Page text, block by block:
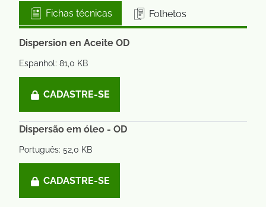
Fichas técnicas Folhetos
Dispersion en Aceite OD
Espanhol: 81,0 KB
CADASTRE-SE
Dispersão em óleo - OD
Português: 52,0 KB
CADASTRE-SE